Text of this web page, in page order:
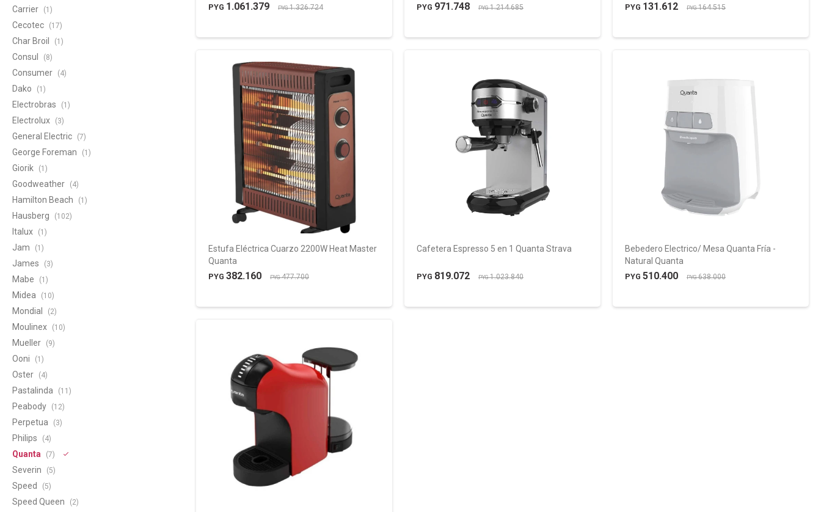
PYG 1.061.379 PYG1.326.724 PYG 971.748 PYG1.214.685 PYG 131.612 PYG164.515
Estufa Eléctrica Cuarzo 2200W Heat Master
Quanta
PYG 382.160 PYG477.700
Cafetera Espresso 5 en 1 Quanta Strava
PYG 819.072 PYG1.023.840
Bebedero Electrico/ Mesa Quanta Fría -
Natural Quanta
PYG 510.400 PYG638.000
Carrier (1)
Cecotec (17)
Char Broil (1)
Consul (8)
Consumer (4)
Dako (1)
Electrobras (1)
Electrolux (3)
General Electric (7)
George Foreman (1)
Giorik (1)
Goodweather (4)
Hamilton Beach (1)
Hausberg (102)
Italux (1)
Jam (1)
James (3)
Mabe (1)
Midea (10)
Mondial (2)
Moulinex (10)
Mueller (9)
Ooni (1)
Oster (4)
Pastalinda (11)
Peabody (12)
Perpetua (3)
Philips (4)
Quanta (7)
Severin (5)
Speed (5)
Speed Queen (2)